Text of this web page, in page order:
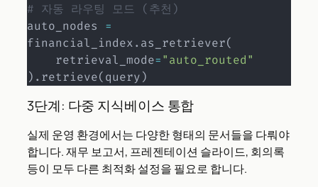
# 자동 라우팅 모드 (추천)
auto_nodes =
financial_index. as_retriever(
    retrieval_mode
="auto_routed"
) . retrieve(query)
3단계: 다중 지식베이스 통합
실제 운영 환경에서는 다양한 형태의 문서들을 다뤄야
합니다. 재무 보고서, 프레젠테이션 슬라이드, 회의록
등이 모두 다른 최적화 설정을 필요로 합니다.